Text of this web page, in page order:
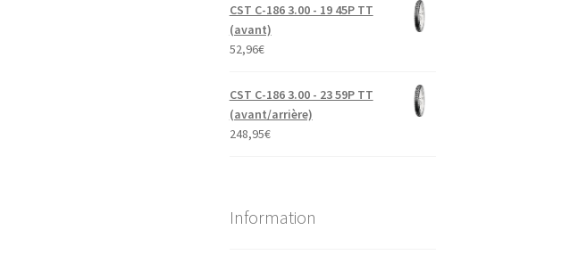
CST C-186 3.00 - 19 45P TT
(avant)
52,96€
CST C-186 3.00 - 23 59P TT
(avant/arrière)
248,95€
Information